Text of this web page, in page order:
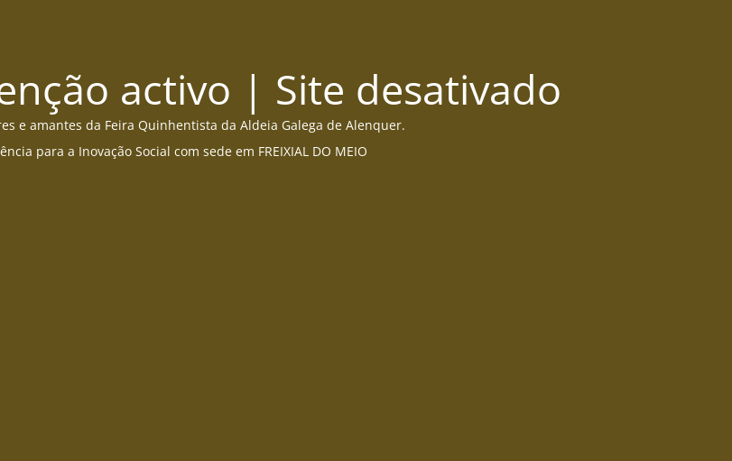
activo | Site desativado
e amantes da Feira Quinhentista da Aldeia Galega de Alenquer.
para a Inovação Social com sede em FREIXIAL DO MEIO